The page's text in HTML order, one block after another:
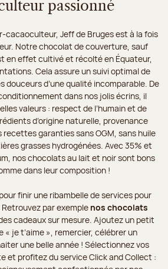
passionné
cacaoculteur, Jeff de Bruges est à la fois
Notre chocolat de couverture, sauf
en effet cultivé et récolté en Équateur,
Cela assure un suivi optimal de
douceurs d’une qualité incomparable. De
dans nos jolis écrins, il
valeurs : respect de l’humain et de
d’origine naturelle, provenance
garanties sans OGM, sans huile
grasses hydrogénées. Avec 35% et
nos chocolats au lait et noir sont bons
dans leur composition !
finir une ribambelle de services pour
par exemple nos chocolats
cadeaux sur mesure. Ajoutez un petit
« je t’aime », remercier, célébrer un
une belle année ! Sélectionnez vos
et profitez du service Click and Collect :